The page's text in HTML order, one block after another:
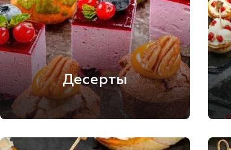
Десерты